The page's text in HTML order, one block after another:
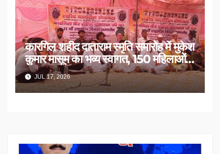
कारगिल शहीद दाताराम स्मृति समारोह में मुकेश
कुमार मासूम का भव्य स्वागत, 150 महिलाओं
का सम्मान
JUL 17, 2026